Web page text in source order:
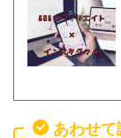
あわせ